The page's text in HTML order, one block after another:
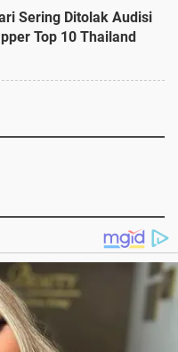
Sering Ditolak Audisi
Top 10 Thailand